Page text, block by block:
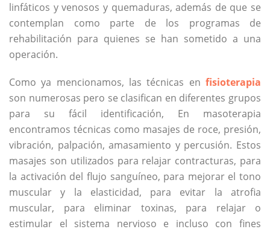
linfáticos y venosos y quemaduras, además de que se
contemplan como parte de los programas de
rehabilitación para quienes se han sometido a una
operación.
Como ya mencionamos, las técnicas en fisioterapia
son numerosas pero se clasifican en diferentes grupos
para su fácil identificación, En masoterapia
encontramos técnicas como masajes de roce, presión,
vibración, palpación, amasamiento y percusión. Estos
masajes son utilizados para relajar contracturas, para
la activación del flujo sanguíneo, para mejorar el tono
muscular y la elasticidad, para evitar la atrofia
muscular, para eliminar toxinas, para relajar o
estimular el sistema nervioso e incluso con fines